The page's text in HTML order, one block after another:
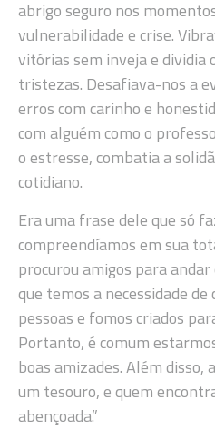
abrigo seguro nos
vulnerabilidade e crise.
vitórias sem inveja e dividia
tristezas. Desafiava-nos a
erros com carinho e
com alguém como o
o estresse, combatia a
cotidiano.
Era uma frase dele que só
compreendíamos em sua
procurou amigos para
que temos a necessidade
pessoas e fomos criados
Portanto, é comum
boas amizades. Além disso,
um tesouro, e quem
abençoada.”